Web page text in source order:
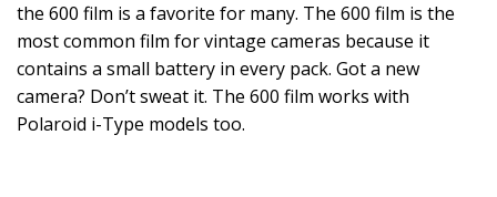
the 600 film is a favorite for many. The 600 film is the
most common film for vintage cameras because it
contains a small battery in every pack. Got a new
camera? Don’t sweat it. The 600 film works with
Polaroid i-Type models too.